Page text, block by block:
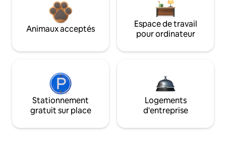
Animaux acceptés
Espace de travail
pour ordinateur
Stationnement
gratuit sur place
Logements
d'entreprise